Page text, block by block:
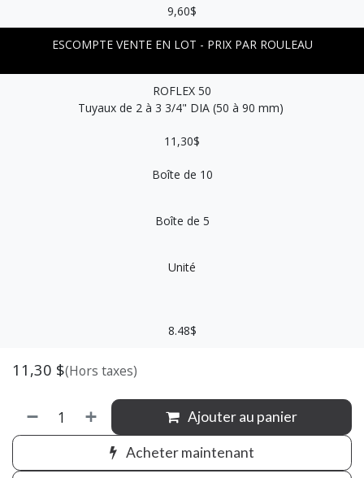
9,60$
ESCOMPTE VENTE EN LOT - PRIX PAR ROULEAU
ROFLEX 50
Tuyaux de 2 à 3 3/4" DIA (50 à 90 mm)
11,30$
​Boîte de 10
​Boîte de 5
Unité
8.48$
11,30 $(Hors taxes)
Ajouter au panier
Acheter maintenant